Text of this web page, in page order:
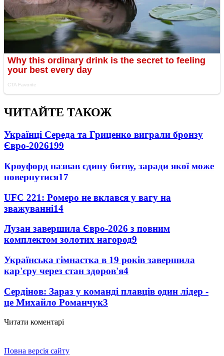
ЧИТАЙТЕ ТАКОЖ
Українці Середа та Гриценко виграли бронзу
Євро-2026199
Кроуфорд назвав єдину битву, заради якої може
повернутися17
UFC 221: Ромеро не вклався у вагу на
зважуванні14
Лузан завершила Євро-2026 з повним
комплектом золотих нагород9
Українська гімнастка в 19 років завершила
кар'єру через стан здоров'я4
Сердінов: Зараз у команді плавців один лідер -
це Михайло Романчук3
Читати коментарі
Повна версія сайту